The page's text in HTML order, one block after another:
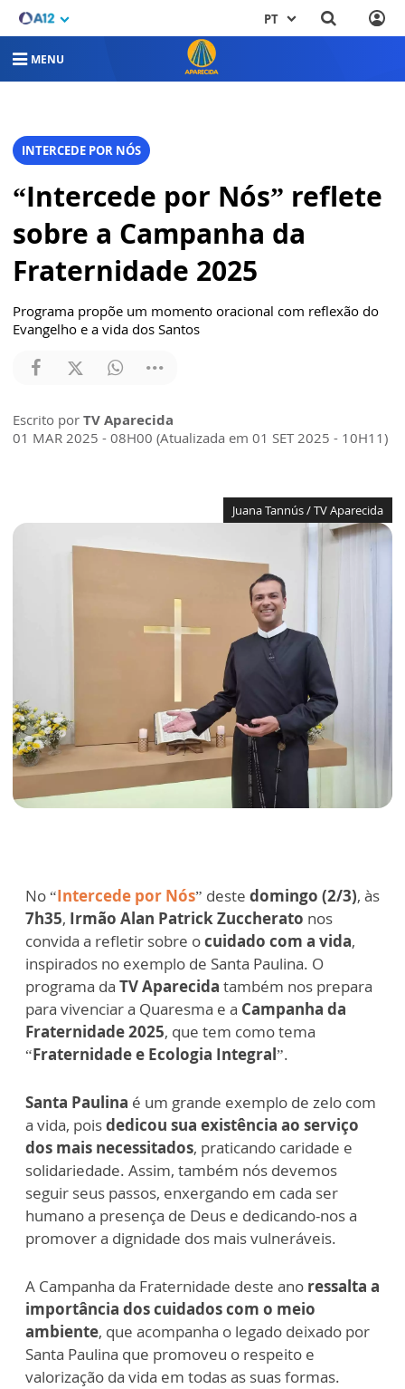
PT
MENU
INTERCEDE POR NÓS
“Intercede por Nós” reflete
sobre a Campanha da
Fraternidade 2025
Programa propõe um momento oracional com reflexão do
Evangelho e a vida dos Santos
Escrito por TV Aparecida
01 MAR 2025 - 08H00 (Atualizada em 01 SET 2025 - 10H11)
Juana Tannús / TV Aparecida
No “Intercede por Nós” deste domingo (2/3), às
7h35, Irmão Alan Patrick Zuccherato nos
convida a refletir sobre ocuidado com a vida,
inspirados no exemplo de Santa Paulina. O
programa da TV Aparecida também nos prepara
para vivenciar a Quaresma e a Campanha da
Fraternidade 2025, que tem como tema
“Fraternidade e Ecologia Integral”.
Santa Paulina é um grande exemplo de zelo com
a vida, poisdedicou sua existência ao serviço
dos mais necessitados, praticando caridade e
solidariedade. Assim, também nós devemos
seguir seus passos, enxergando em cada ser
humano a presença de Deus e dedicando-nos a
promover a dignidade dos mais vulneráveis.
A Campanha da Fraternidade deste ano ressalta a
importância dos cuidados com o meio
ambiente, que acompanha o legado deixado por
Santa Paulina que promoveu o respeito e
valorização da vida em todas as suas formas.